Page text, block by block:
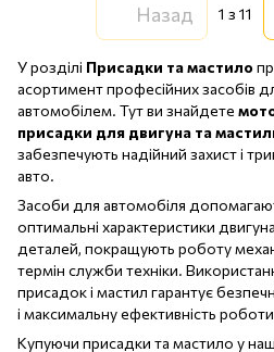
Назад 1 з 11
У розділі Присадки та мастило
асортимент професійних засобів
автомобілем. Тут ви знайдете
присадки для двигуна та
забезпечують надійний захист і
авто.
Засоби для автомобіля
оптимальні характеристики
деталей, покращують роботу
термін служби техніки.
присадок і мастил гарантує
і максимальну ефективність роботи
Купуючи присадки та мастило у